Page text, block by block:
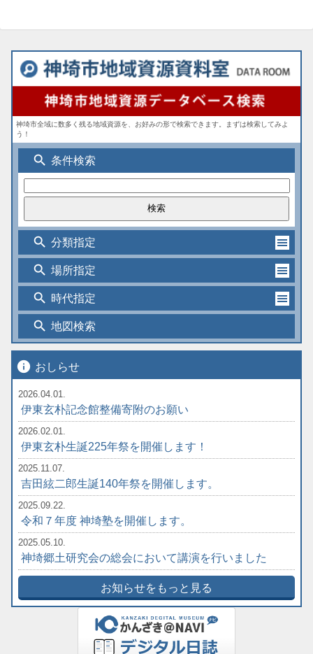
神埼市全域に数多く残る地域資源を、お好みの形で検索できます。まずは検索してみよ
う！
search 条件検索
search 分類指定
search 場所指定
search 時代指定
search 地図検索
info おしらせ
2026.04.01.
伊東玄朴記念館整備寄附のお願い
2026.02.01.
伊東玄朴生誕225年祭を開催します！
2025.11.07.
吉田絃二郎生誕140年祭を開催します。
2025.09.22.
令和７年度 神埼塾を開催します。
2025.05.10.
神埼郷土研究会の総会において講演を行いました
お知らせをもっと見る